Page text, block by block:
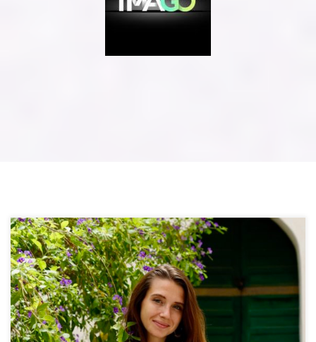
Je m’appelle Chloé, j’ai 23 ans et je suis originaire de région parisienne.
J’aime à me définir comme une exploratrice […]